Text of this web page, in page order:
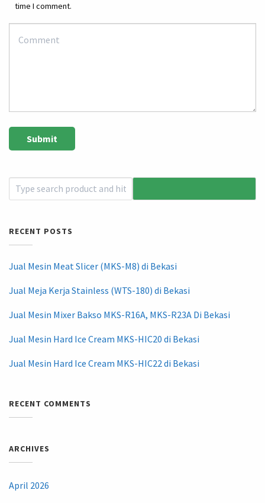
time I comment.
RECENT POSTS
Jual Mesin Meat Slicer (MKS-M8) di Bekasi
Jual Meja Kerja Stainless (WTS-180) di Bekasi
Jual Mesin Mixer Bakso MKS-R16A, MKS-R23A Di Bekasi
Jual Mesin Hard Ice Cream MKS-HIC20 di Bekasi
Jual Mesin Hard Ice Cream MKS-HIC22 di Bekasi
RECENT COMMENTS
ARCHIVES
April 2026